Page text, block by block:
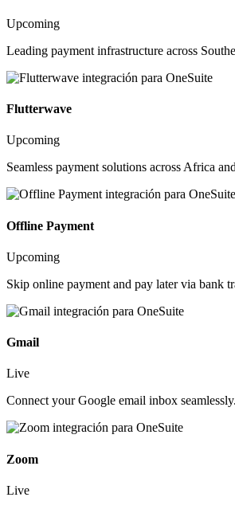
Upcoming
Leading payment infrastructure across
Flutterwave
Upcoming
Seamless payment solutions across Africa
Offline Payment
Upcoming
Skip online payment and pay later via bank
Gmail
Live
Connect your Google email inbox seamlessly.
Zoom
Live